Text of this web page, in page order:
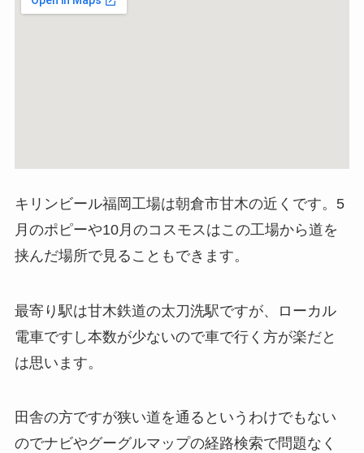
キリンビール福岡工場は朝倉市甘木の近くです。5
月のポピーや10月のコスモスはこの工場から道を
挟んだ場所で見ることもできます。
最寄り駅は甘木鉄道の太刀洗駅ですが、ローカル
電車ですし本数が少ないので車で行く方が楽だと
は思います。
田舎の方ですが狭い道を通るというわけでもない
のでナビやグーグルマップの経路検索で問題なく